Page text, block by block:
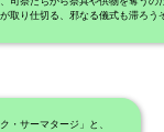
取り仕切る、邪なる儀式も滞ろう
・サーマタージ」と、